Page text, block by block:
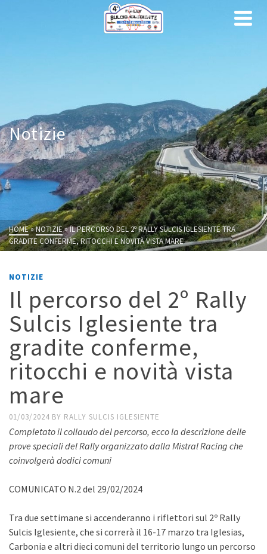
Notizie
HOME»NOTIZIE»IL PERCORSO DEL 2º RALLY SULCIS IGLESIENTE TRA
GRADITE CONFERME, RITOCCHI E NOVITÀ VISTA MARE
NOTIZIE
Il percorso del 2º Rally
Sulcis Iglesiente tra
gradite conferme,
ritocchi e novità vista
mare
01/03/2024 BY RALLY SULCIS IGLESIENTE
Completato il collaudo del percorso, ecco la descrizione delle
prove speciali del Rally organizzato dalla Mistral Racing che
coinvolgerà dodici comuni
COMUNICATO N.2 del 29/02/2024
Tra due settimane si accenderanno i riflettori sul 2º Rally
Sulcis Iglesiente, che si correrà il 16-17 marzo tra Iglesias,
Carbonia e altri dieci comuni del territorio lungo un percorso